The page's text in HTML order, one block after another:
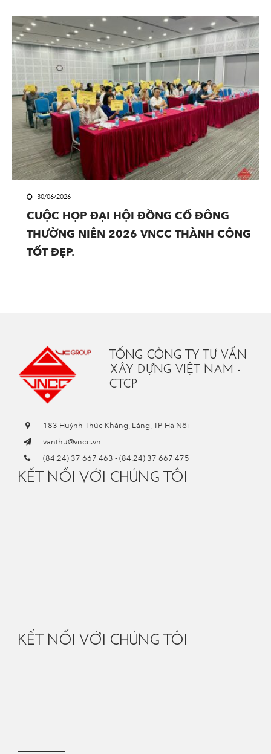
30/06/2026
CUỘC HỌP ĐẠI HỘI ĐỒNG CỔ ĐÔNG
THƯỜNG NIÊN 2026 VNCC THÀNH CÔNG
TỐT ĐẸP.
TỔNG CÔNG TY TƯ VẤN
XÂY DỰNG VIỆT NAM -
CTCP
183 Huỳnh Thúc Kháng, Láng, TP Hà Nội
vanthu@vncc.vn
(84.24) 37 667 463 -(84.24) 37 667 475
KẾT NỐI VỚI CHÚNG TÔI
KẾT NỐI VỚI CHÚNG TÔI